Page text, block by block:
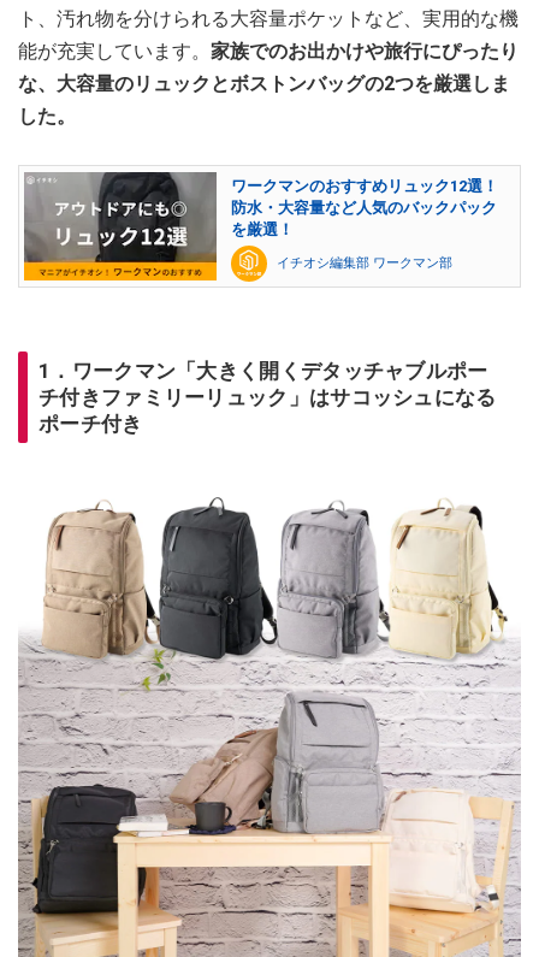
ト、汚れ物を分けられる大容量ポケットなど、実用的な機
能が充実しています。 家族でのお出かけや旅行にぴったり
な、大容量のリュックとボストンバッグの2つを厳選しま
した。
ワークマンのおすすめリュック12選！
防水・大容量など人気のバックパック
を厳選！
イチオシ編集部 ワークマン部
1．ワークマン「大きく開くデタッチャブルポー
チ付きファミリーリュック」はサコッシュになる
ポーチ付き